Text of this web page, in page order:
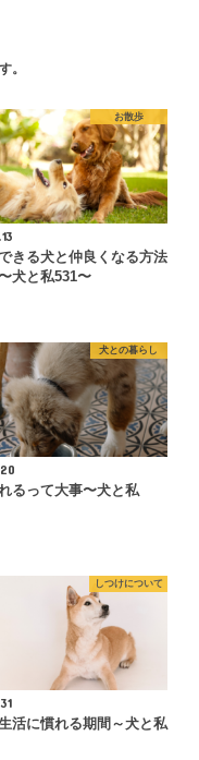
。
お散歩
きる犬と仲良くなる方法
犬と私531〜
犬との暮らし
るって大事〜犬と私
しつけについて
活に慣れる期間～犬と私